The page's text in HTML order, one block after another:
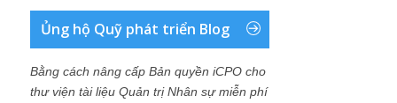
Ủng hộ Quỹ phát triển Blog
Bằng cách nâng cấp Bản quyền iCPO cho
thư viện tài liệu Quản trị Nhân sự miễn phí